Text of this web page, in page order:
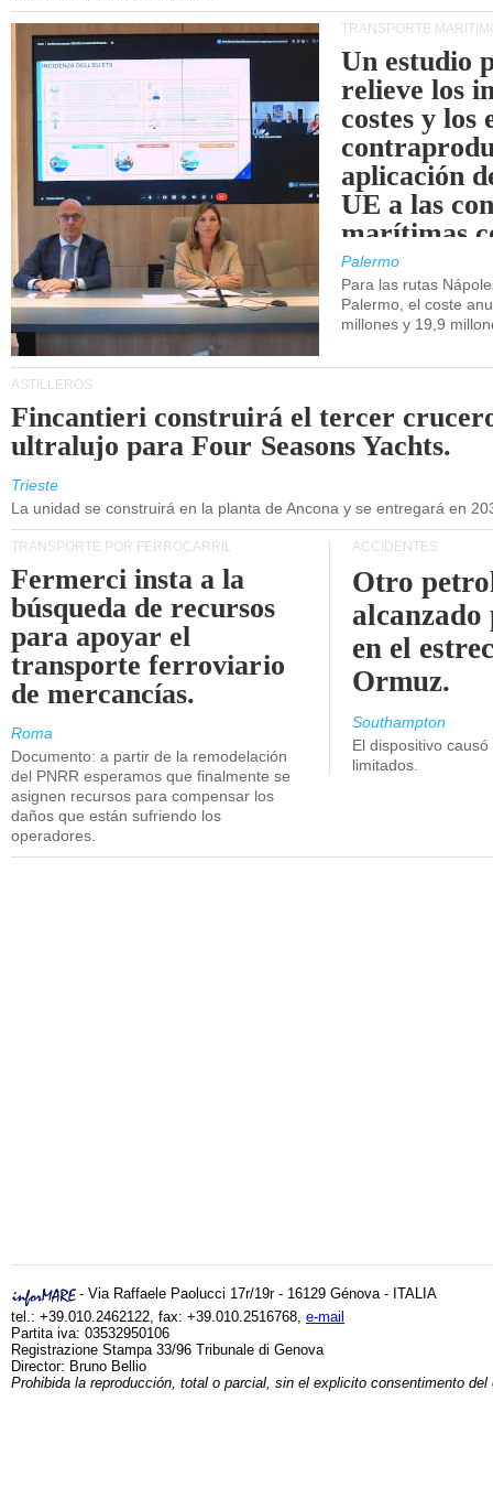
TRANSPORTE
Un estudio
relieve los
costes y los
aplicación
UE a las
marítimas
de Sicilia.
Palermo
Para las rutas
Palermo, el coste
millones y 19,9
ASTILLEROS
Fincantieri construirá el tercer
ultralujo para Four Seasons Yachts.
Trieste
La unidad se construirá en la planta de Ancona y se entregará en
TRANSPORTE POR FERROCARRIL
Fermerci insta a la
búsqueda de recursos
para apoyar el
transporte ferroviario
de mercancías.
Roma
Documento: a partir de la remodelación
del PNRR esperamos que finalmente se
asignen recursos para compensar los
daños que están sufriendo los
operadores.
ACCIDENTES
Otro
en el
Ormuz.
Southampton
El dispositivo
limitados.
- Via Raffaele Paolucci 17r/19r - 16129 Génova - ITALIA
tel.: +39.010.2462122, fax: +39.010.2516768, e-mail
Partita iva: 03532950106
Registrazione Stampa 33/96 Tribunale di Genova
Director: Bruno Bellio
Prohibida la reproducción, total o parcial, sin el explicito consentimento del